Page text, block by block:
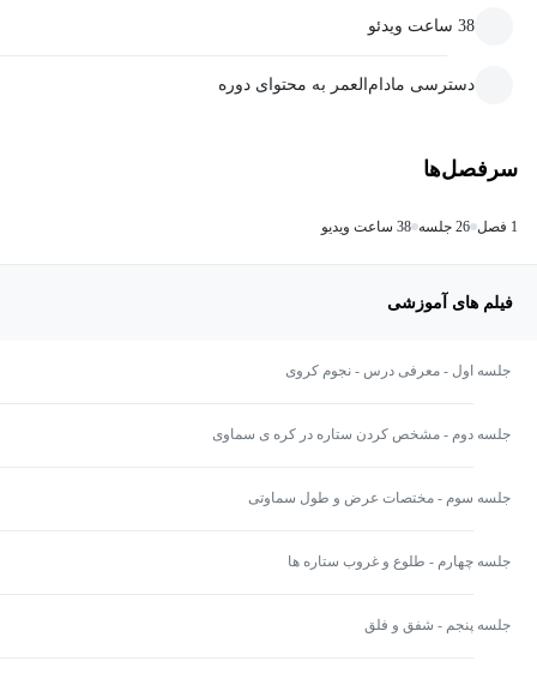
38 ساعت ویدئو
دسترسی مادام‌العمر به محتوای دوره
سرفصل‌ها
1 فصل 26 جلسه 38 ساعت ویدیو
فیلم های آموزشی
جلسه اول - معرفی درس - نجوم کروی
جلسه دوم - مشخص کردن ستاره در کره ی سماوی
جلسه سوم - مختصات عرض و طول سماوتی
جلسه چهارم - طلوع و غروب ستاره ها
جلسه پنجم - شفق و فلق